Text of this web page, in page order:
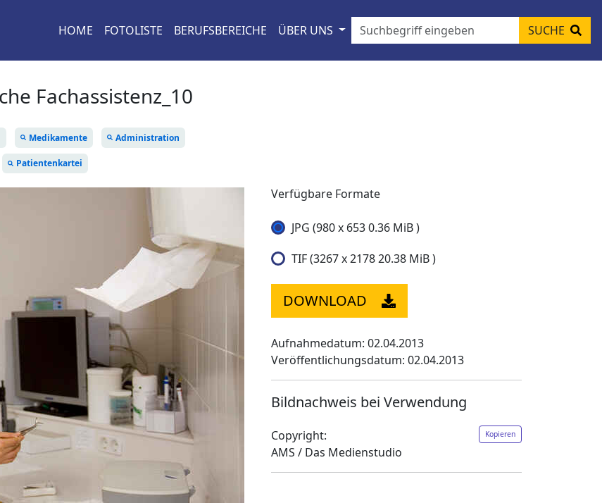
HOME FOTOLISTE BERUFSBEREICHE ÜBER UNS SUCHE
Fachassistenz_10
Medikamente Administration
Patientenkartei
Verfügbare Formate
JPG (980 x 653 0.36 MiB )
TIF (3267 x 2178 20.38 MiB )
DOWNLOAD
Aufnahmedatum: 02.04.2013
Veröffentlichungsdatum: 02.04.2013
Bildnachweis bei Verwendung
Copyright: Kopieren
AMS / Das Medienstudio